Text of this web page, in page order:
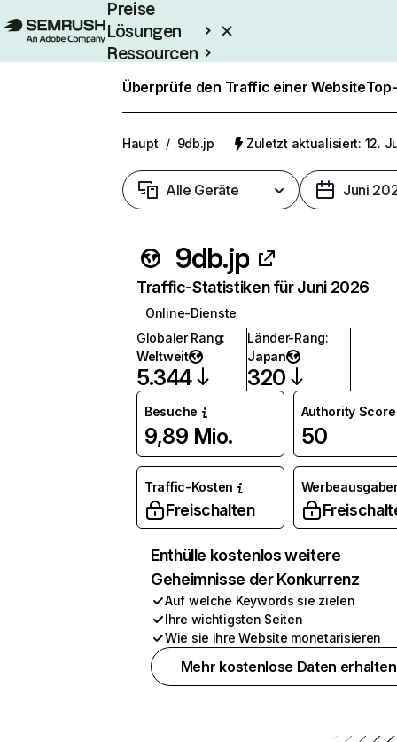
Preise
Lösungen
Ressourcen
Enterprise
Überprüfe den Traffic einer Website
Haupt / 9db.jp Zuletzt aktualisiert: 12.
Alle Geräte Juni
9db.jp
Traffic-Statistiken für Juni 2026
Online-Dienste
Globaler Rang:
Weltweit
5.344
Länder-Rang:
Japan
320
Besuche
9,89 Mio.
Authority Score
50
Traffic-Kosten
Freischalten
Enthülle kostenlos weitere
Geheimnisse der Konkurrenz
Auf welche Keywords sie zielen
Ihre wichtigsten Seiten
Wie sie ihre Website monetarisieren
Mehr kostenlose Daten erhalten